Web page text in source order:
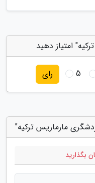
امتیاز دهید
5 رای
مارماریس ترکیه"
بگذارید